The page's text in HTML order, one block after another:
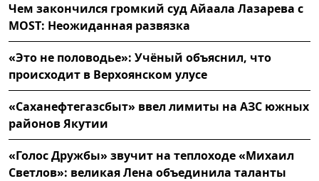
Чем закончился громкий суд Айаала Лазарева с
MOST: Неожиданная развязка
«Это не половодье»: Учёный объяснил, что
происходит в Верхоянском улусе
«Саханефтегазсбыт» ввел лимиты на АЗС южных
районов Якутии
«Голос Дружбы» звучит на теплоходе «Михаил
Светлов»: великая Лена объединила таланты